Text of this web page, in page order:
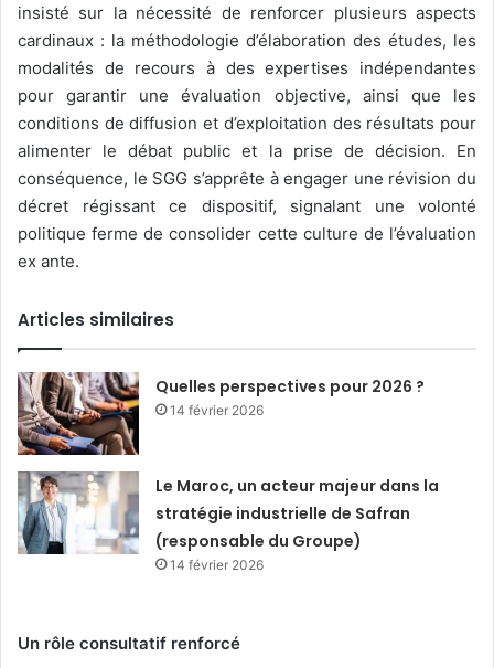
insisté sur la nécessité de renforcer plusieurs aspects
cardinaux : la méthodologie d’élaboration des études, les
modalités de recours à des expertises indépendantes
pour garantir une évaluation objective, ainsi que les
conditions de diffusion et d’exploitation des résultats pour
alimenter le débat public et la prise de décision. En
conséquence, le SGG s’apprête à engager une révision du
décret régissant ce dispositif, signalant une volonté
politique ferme de consolider cette culture de l’évaluation
ex ante.
Articles similaires
Quelles perspectives pour 2026 ?
14 février 2026
Le Maroc, un acteur majeur dans la
stratégie industrielle de Safran
(responsable du Groupe)
14 février 2026
Un rôle consultatif renforcé